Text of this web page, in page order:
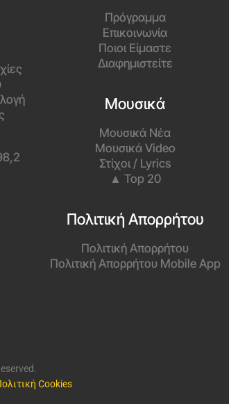
Πρόγραμμα
Επικοινωνία
Ποιοι Είμαστε
Διαφημιστείτε
Μουσικά
Μουσικά Νέα
Μουσικά Video
Στίχοι / Lyrics
▲ Top 20
Πολιτική Απορρήτου
Πολιτική Απορρήτου
Πολιτική Απορρήτου Mobile App
Cookies